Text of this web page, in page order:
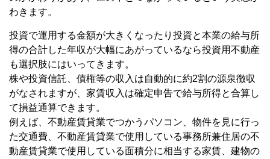
わきます。
投資で運用する金額が大きくなったり投資と本業の給与所
得の合計した年収が大幅にあがっているなら投資用不動産
も選択肢にはいってきます。
株や投資信託、債権等の収入は自動的に約2割の源泉徴収
がなされますが、家賃収入は確定申告で給与所得と合算し
て損益通算できます。
例えば、不動産賃貸業でつかうパソコン、物件を見に行っ
た交通費、不動産賃貸業で使用している事務所兼住居の不
動産賃貸業で使用している面積分に相当する家賃、建物の